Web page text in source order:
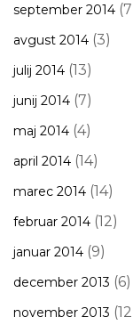
september 2014
avgust 2014 (3)
julij 2014 (13)
junij 2014 (7)
maj 2014 (4)
april 2014 (14)
marec 2014 (14)
februar 2014 (12)
januar 2014 (9)
december 2013 (6)
november 2013